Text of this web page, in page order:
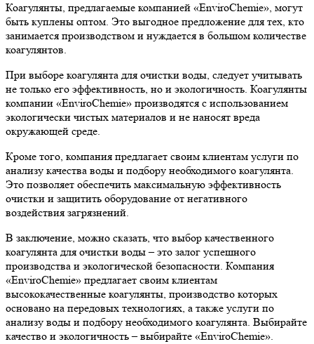
Коагулянты, предлагаемые компанией «EnviroChemie», могут
быть куплены оптом. Это выгодное предложение для тех, кто
занимается производством и нуждается в большом количестве
коагулянтов.
При выборе коагулянта для очистки воды, следует учитывать
не только его эффективность, но и экологичность. Коагулянты
компании «EnviroChemie» производятся с использованием
экологически чистых материалов и не наносят вреда
окружающей среде.
Кроме того, компания предлагает своим клиентам услуги по
анализу качества воды и подбору необходимого коагулянта.
Это позволяет обеспечить максимальную эффективность
очистки и защитить оборудование от негативного
воздействия загрязнений.
В заключение, можно сказать, что выбор качественного
коагулянта для очистки воды – это залог успешного
производства и экологической безопасности. Компания
«EnviroChemie» предлагает своим клиентам
высококачественные коагулянты, производство которых
основано на передовых технологиях, а также услуги по
анализу воды и подбору необходимого коагулянта. Выбирайте
качество и экологичность – выбирайте «EnviroChemie».